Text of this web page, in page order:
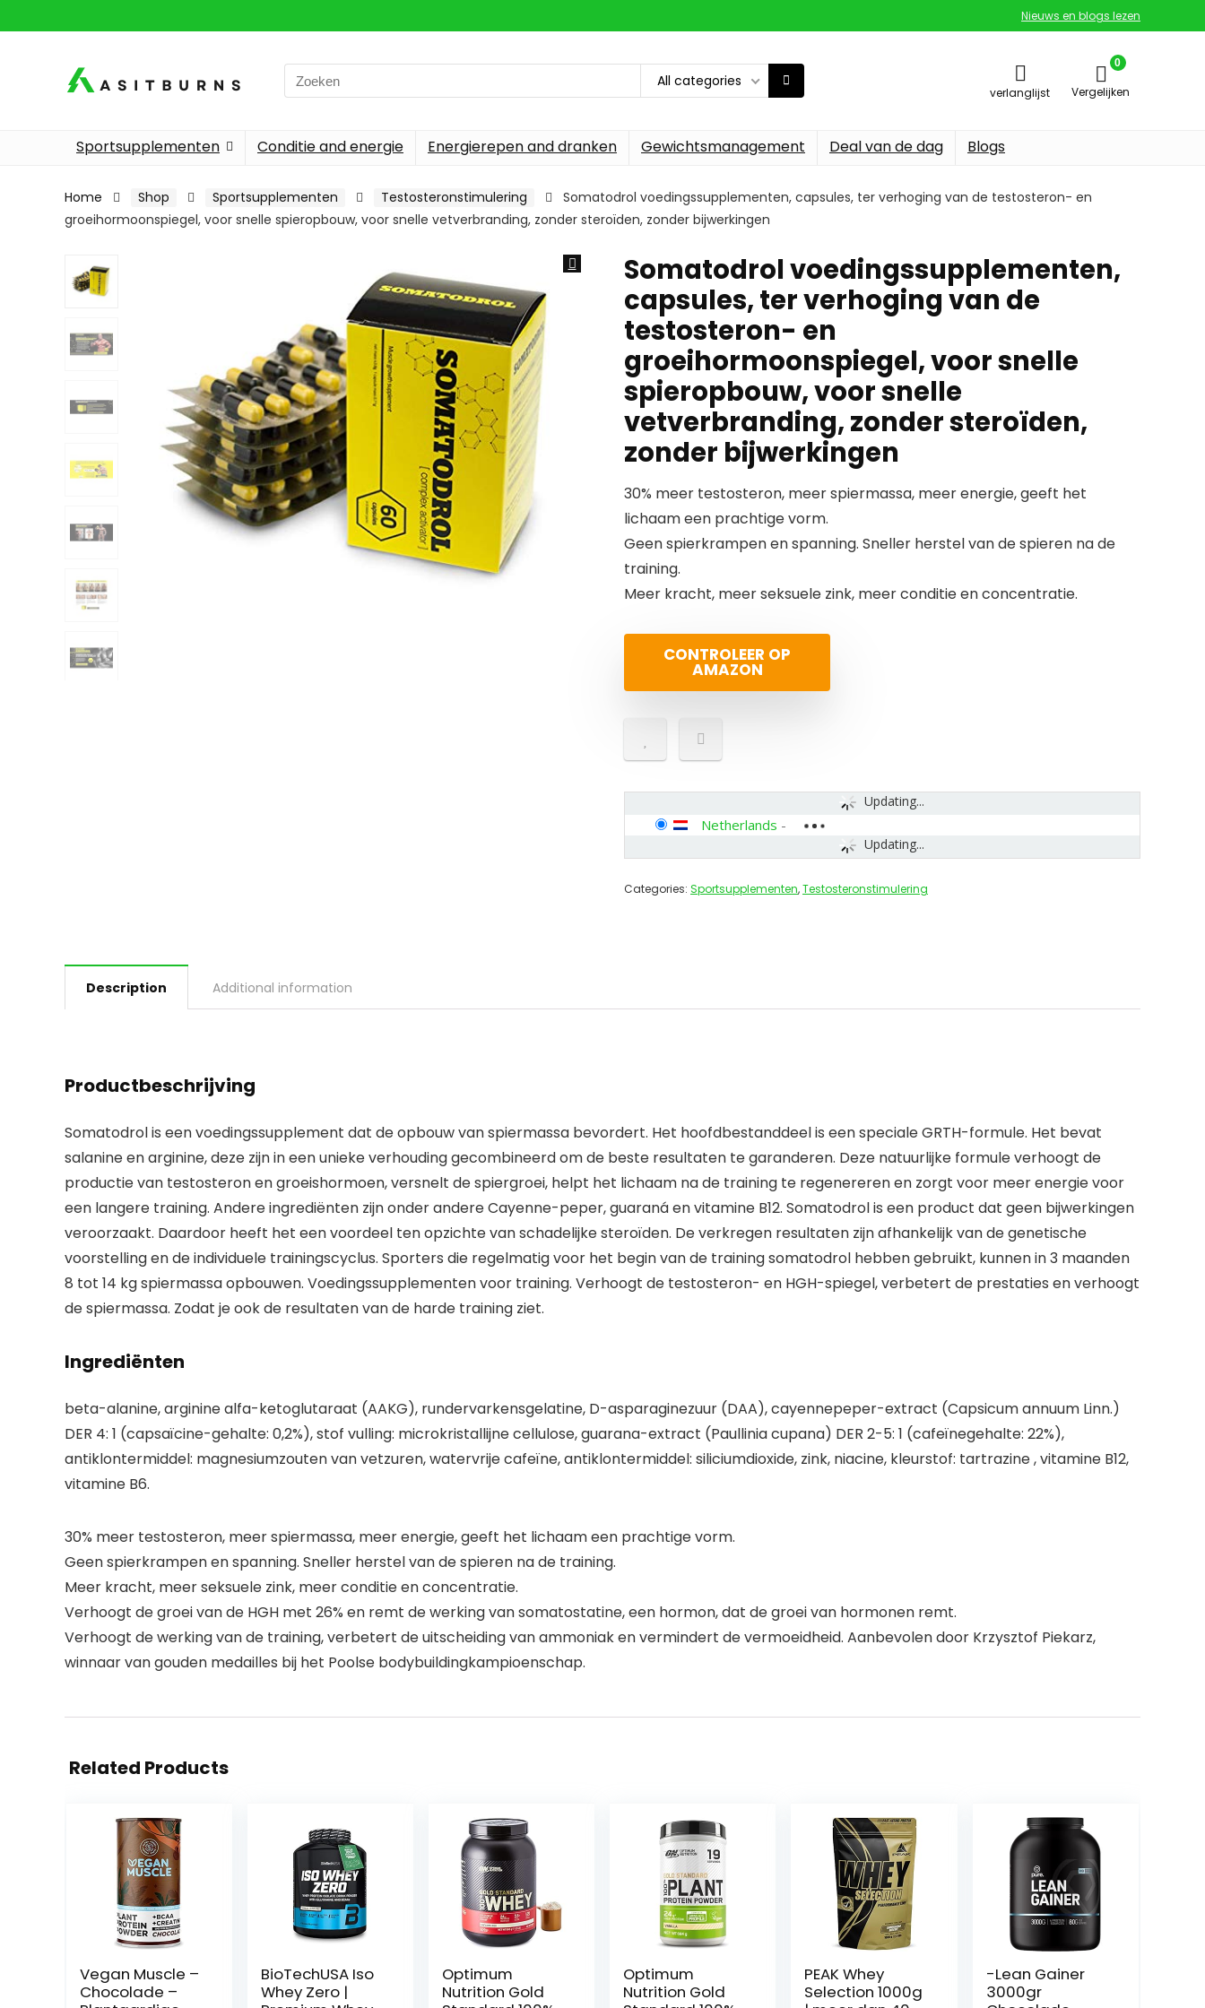
Nieuws en blogs lezen
Search
for:
All categories
verlanglijst
0
Vergelijken
Sportsupplementen Conditie and energie Energierepen and dranken Gewichtsmanagement Deal van de dag Blogs
Home Shop Sportsupplementen Testosteronstimulering
Somatodrol voedingssupplementen, capsules, ter verhoging van de testosteron- en
groeihormoonspiegel, voor snelle spieropbouw, voor snelle vetverbranding, zonder steroïden, zonder bijwerkingen
Somatodrol voedingssupplementen,
capsules, ter verhoging van de
testosteron- en
groeihormoonspiegel, voor snelle
spieropbouw, voor snelle
vetverbranding, zonder steroïden,
zonder bijwerkingen
30% meer testosteron, meer spiermassa, meer energie, geeft het
lichaam een prachtige vorm.
Geen spierkrampen en spanning. Sneller herstel van de spieren na de
training.
Meer kracht, meer seksuele zink, meer conditie en concentratie.
CONTROLEER OP
AMAZON
Updating...
Updating...
Netherlands -
Categories: Sportsupplementen,Testosteronstimulering
Description Additional information
Productbeschrijving
Somatodrol is een voedingssupplement dat de opbouw van spiermassa bevordert. Het hoofdbestanddeel is een speciale GRTH-formule. Het bevat
salanine en arginine, deze zijn in een unieke verhouding gecombineerd om de beste resultaten te garanderen. Deze natuurlijke formule verhoogt de
productie van testosteron en groeishormoen, versnelt de spiergroei, helpt het lichaam na de training te regenereren en zorgt voor meer energie voor
een langere training. Andere ingrediënten zijn onder andere Cayenne-peper, guaraná en vitamine B12. Somatodrol is een product dat geen bijwerkingen
veroorzaakt. Daardoor heeft het een voordeel ten opzichte van schadelijke steroïden. De verkregen resultaten zijn afhankelijk van de genetische
voorstelling en de individuele trainingscyclus. Sporters die regelmatig voor het begin van de training somatodrol hebben gebruikt, kunnen in 3 maanden
8 tot 14 kg spiermassa opbouwen. Voedingssupplementen voor training. Verhoogt de testosteron- en HGH-spiegel, verbetert de prestaties en verhoogt
de spiermassa. Zodat je ook de resultaten van de harde training ziet.
Ingrediënten
beta-alanine, arginine alfa-ketoglutaraat (AAKG), rundervarkensgelatine, D-asparaginezuur (DAA), cayennepeper-extract (Capsicum annuum Linn.)
DER 4: 1 (capsaïcine-gehalte: 0,2%), stof vulling: microkristallijne cellulose, guarana-extract (Paullinia cupana) DER 2-5: 1 (cafeïnegehalte: 22%),
antiklontermiddel: magnesiumzouten van vetzuren, watervrije cafeïne, antiklontermiddel: siliciumdioxide, zink, niacine, kleurstof: tartrazine , vitamine B12,
vitamine B6.
30% meer testosteron, meer spiermassa, meer energie, geeft het lichaam een prachtige vorm.
Geen spierkrampen en spanning. Sneller herstel van de spieren na de training.
Meer kracht, meer seksuele zink, meer conditie en concentratie.
Verhoogt de groei van de HGH met 26% en remt de werking van somatostatine, een hormon, dat de groei van hormonen remt.
Verhoogt de werking van de training, verbetert de uitscheiding van ammoniak en vermindert de vermoeidheid. Aanbevolen door Krzysztof Piekarz,
winnaar van gouden medailles bij het Poolse bodybuildingkampioenschap.
Related Products
Vegan Muscle –
Chocolade –
BioTechUSA Iso
Whey Zero |
Optimum
Nutrition Gold
Optimum
Nutrition Gold
PEAK Whey
Selection 1000g
-Lean Gainer
3000gr